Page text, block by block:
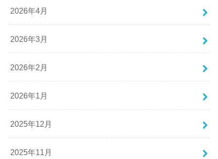
2026年4月
2026年3月
2026年2月
2026年1月
2025年12月
2025年11月